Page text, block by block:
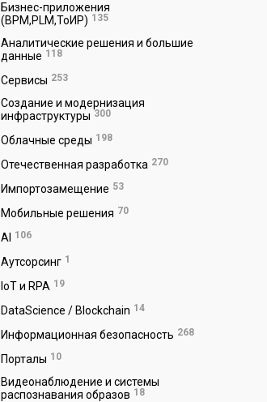
Бизнес-приложения
(BPM,PLM,ToИР) 135
Аналитические решения и большие
данные 118
Сервисы 253
Создание и модернизация
инфраструктуры 300
Облачные среды 198
Отечественная разработка 270
Импортозамещение 53
Мобильные решения 70
AI 106
Аутсорсинг 1
IoT и RPA 19
DataScience / Blockchain 14
Информационная безопасность 268
Порталы 10
Видеонаблюдение и системы
распознавания образов 18